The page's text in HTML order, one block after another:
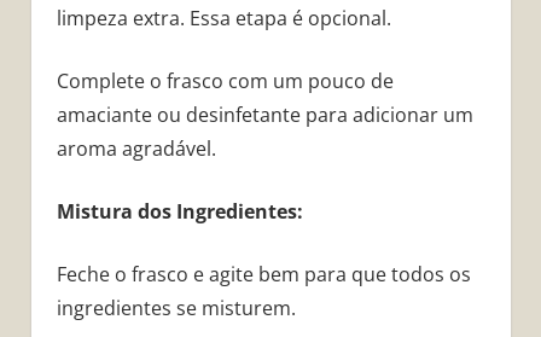
limpeza extra. Essa etapa é opcional.
Complete o frasco com um pouco de
amaciante ou desinfetante para adicionar um
aroma agradável.
Mistura dos Ingredientes:
Feche o frasco e agite bem para que todos os
ingredientes se misturem.